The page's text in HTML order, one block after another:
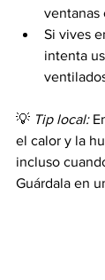
ventanas
Si vives
intenta
💡 Tip local:
el calor y la
incluso
Guárdala en